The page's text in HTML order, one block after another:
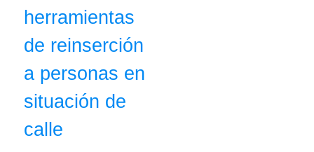
herramientas
de reinserción
a personas en
situación de
calle